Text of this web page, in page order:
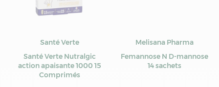
Santé Verte
Santé Verte Nutralgic
action apaisante 1000 15
Comprimés
Melisana Pharma
Femannose N D-mannose
14 sachets